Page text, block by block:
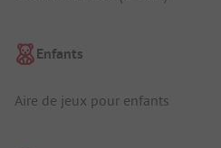
Enfants
Aire de jeux pour enfants